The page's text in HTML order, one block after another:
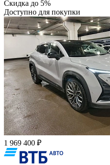
Скидка до 5%
Доступно для покупки
1 969 400 ₽